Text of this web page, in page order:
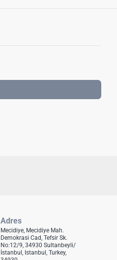
Adres
Mecidiye, Mecidiye Mah.
Demokrasi Cad, Tefsir Sk.
No:12/9, 34930 Sultanbeyli/
İstanbul, Istanbul, Turkey,